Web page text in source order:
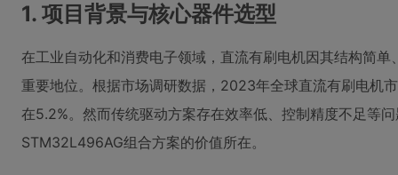
1. 项目背景与核心器件选型
在工业自动化和消费电子领域，直流有刷电机因其结构简
重要地位。根据市场调研数据，2023年全球直流有刷电机
在5.2%。然而传统驱动方案存在效率低、控制精度不足等
STM32L496AG组合方案的价值所在。